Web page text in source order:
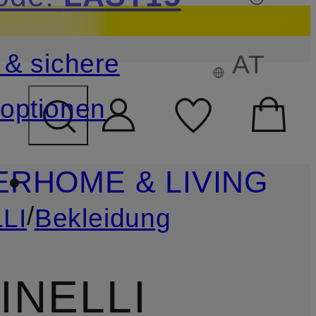
ÜBERSPRINGEN
Details
sichere
AT
HOME & LIVING
/Bekleidung